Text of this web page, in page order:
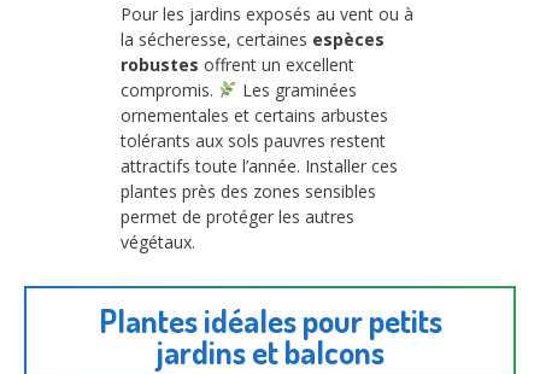
Pour les jardins exposés au vent ou à
la sécheresse, certaines espèces
robustes offrent un excellent
compromis.
Les graminées
ornementales et certains arbustes
tolérants aux sols pauvres restent
attractifs toute l’année. Installer ces
plantes près des zones sensibles
permet de protéger les autres
végétaux.
Plantes idéales pour petits
jardins et balcons